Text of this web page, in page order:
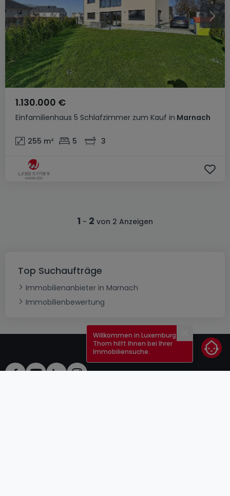
Einfamilienhaus 5 Schlafzimmer zum Kauf in Marnach
1.130.000 €
255 m² 5 3
1 - 2 von 2 Anzeigen
Top Suchaufträge
Immobilienanbieter in Marnach
Immobilienbewertung
Schließen
Willkommen in Luxemburg!
Thom hilft Ihnen bei Ihrer
Immobiliensuche.